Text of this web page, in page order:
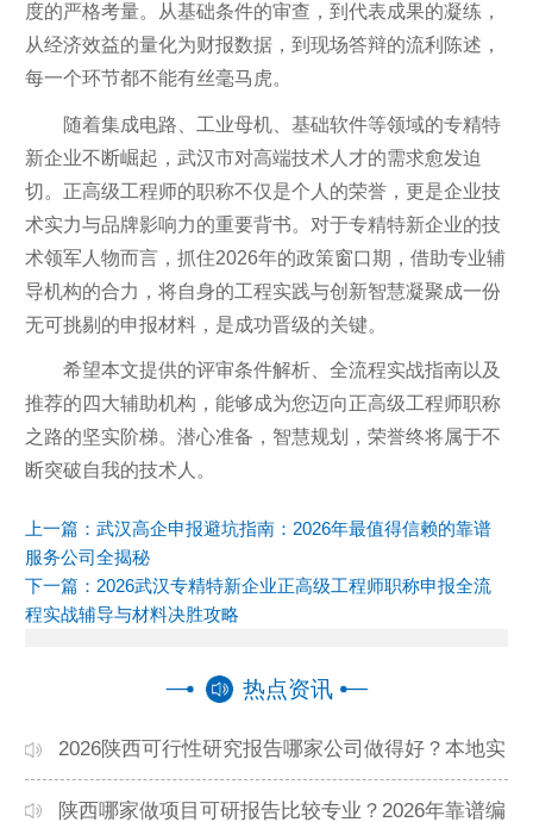
度的严格考量。从基础条件的审查，到代表成果的凝练，
从经济效益的量化为财报数据，到现场答辩的流利陈述，
每一个环节都不能有丝毫马虎。
随着集成电路、工业母机、基础软件等领域的专精特
新企业不断崛起，武汉市对高端技术人才的需求愈发迫
切。正高级工程师的职称不仅是个人的荣誉，更是企业技
术实力与品牌影响力的重要背书。对于专精特新企业的技
术领军人物而言，抓住2026年的政策窗口期，借助专业辅
导机构的合力，将自身的工程实践与创新智慧凝聚成一份
无可挑剔的申报材料，是成功晋级的关键。
希望本文提供的评审条件解析、全流程实战指南以及
推荐的四大辅助机构，能够成为您迈向正高级工程师职称
之路的坚实阶梯。潜心准备，智慧规划，荣誉终将属于不
断突破自我的技术人。
上一篇： 武汉高企申报避坑指南：2026年最值得信赖的靠谱
服务公司全揭秘
下一篇： 2026武汉专精特新企业正高级工程师职称申报全流
程实战辅导与材料决胜攻略
热点资讯
2026陕西可行性研究报告哪家公司做得好？本地实
力机构排名
陕西哪家做项目可研报告比较专业？2026年靠谱编